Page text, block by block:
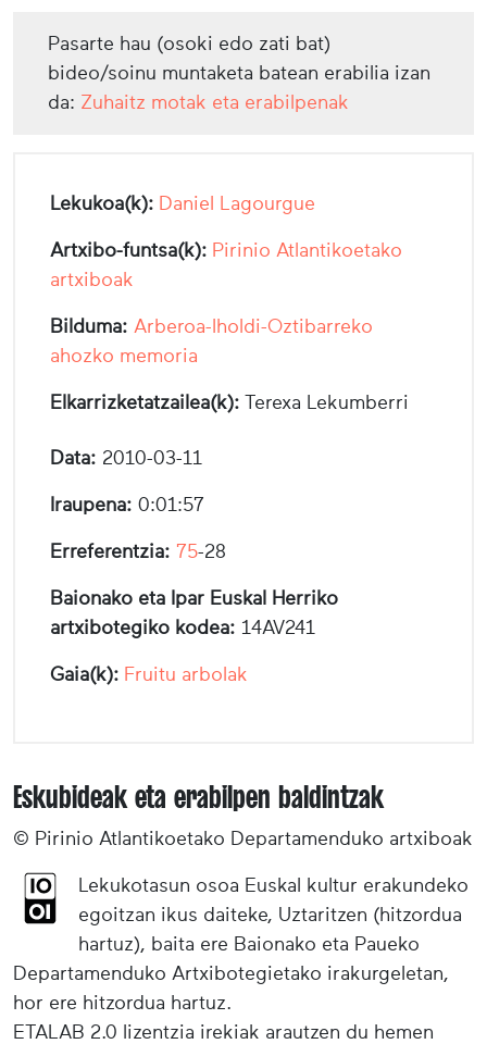
Pasarte hau (osoki edo zati bat)
bideo/soinu muntaketa batean erabilia izan
da: Zuhaitz motak eta erabilpenak
Lekukoa(k): Daniel Lagourgue
Artxibo-funtsa(k): Pirinio Atlantikoetako
artxiboak
Bilduma: Arberoa-Iholdi-Oztibarreko
ahozko memoria
Elkarrizketatzailea(k): Terexa Lekumberri
Data: 2010-03-11
Iraupena: 0:01:57
Erreferentzia: 75-28
Baionako eta Ipar Euskal Herriko
artxibotegiko kodea: 14AV241
Gaia(k): Fruitu arbolak
Eskubideak eta erabilpen baldintzak
© Pirinio Atlantikoetako Departamenduko artxiboak
Lekukotasun osoa Euskal kultur erakundeko
egoitzan ikus daiteke, Uztaritzen (hitzordua
hartuz), baita ere Baionako eta Paueko
Departamenduko Artxibotegietako irakurgeletan,
hor ere hitzordua hartuz.
ETALAB 2.0 lizentzia irekiak arautzen du hemen